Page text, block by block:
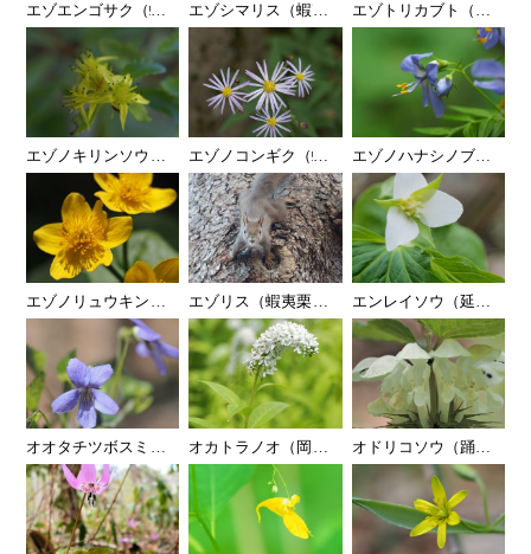
エゾエンゴサク（蝦夷延胡索）
… エゾシマリス（蝦夷縞栗鼠）
… エゾトリカブト（蝦夷鳥
…
エゾノキリンソウ（蝦夷麒麟草）
… エゾノコンギク（蝦夷野紺菊）
… エゾノハナシノブ（蝦
…
エゾノリュウキンカ（蝦夷立金花）
… エゾリス（蝦夷栗鼠）
… エンレイソウ（延齢草）
…
オオタチツボスミレ(大立壺菫)
… オカトラノオ（岡虎尾）
… オドリコソウ（踊子草）
…